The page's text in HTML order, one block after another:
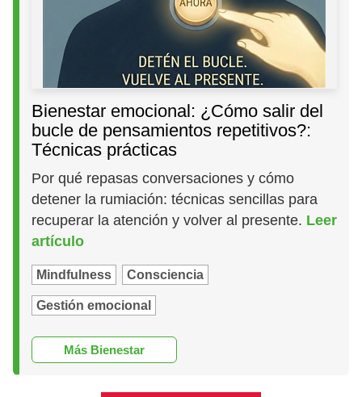
Bienestar emocional: ¿Cómo salir del
bucle de pensamientos repetitivos?:
Técnicas prácticas
Por qué repasas conversaciones y cómo
detener la rumiación: técnicas sencillas para
recuperar la atención y volver al presente. Leer
artículo
Mindfulness Consciencia
Gestión emocional
Más Bienestar